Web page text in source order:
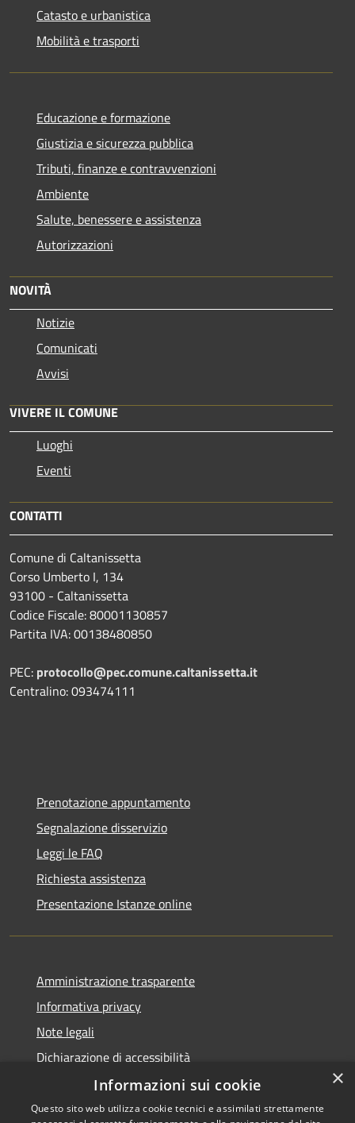
Catasto e urbanistica
Mobilità e trasporti
Educazione e formazione
Giustizia e sicurezza pubblica
Tributi, finanze e contravvenzioni
Ambiente
Salute, benessere e assistenza
Autorizzazioni
NOVITÀ
Notizie
Comunicati
Avvisi
VIVERE IL COMUNE
Luoghi
Eventi
CONTATTI
Comune di Caltanissetta
Corso Umberto I, 134
93100 - Caltanissetta
Codice Fiscale: 80001130857
Partita IVA: 00138480850
PEC: protocollo@pec.comune.caltanissetta.it
Centralino: 093474111
Prenotazione appuntamento
Segnalazione disservizio
Leggi le FAQ
Richiesta assistenza
Presentazione Istanze online
Amministrazione trasparente
Informativa privacy
Note legali
Dichiarazione di accessibilità
×
Informazioni sui cookie
Questo sito web utilizza cookie tecnici e assimilati strettamente